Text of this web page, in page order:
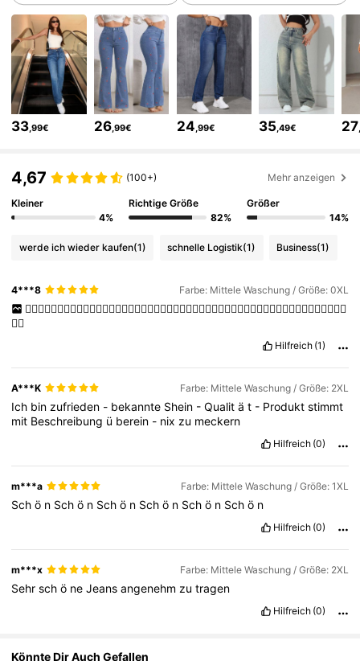
4,81 399K Follower
4,81 399K Follower
399K Follower
4,81 399K Follower
4,81 399K Follower
33,99€ 26,99€ 24,99€ 35,49€ 27
4,67 (100+) Mehr anzeigen
Kleiner
4%
Richtige Größe
82%
Größer
14%
werde ich wieder kaufen(1) schnelle Logistik(1) Business(1)
4***8 Farbe: Mittele Waschung / Größe: 0XL
👍🏻👍🏻👍🏻👍🏻👍🏻👍🏻👍🏻👍🏻👍🏻👍🏻👍🏻👍🏻👍🏻👍🏻👍🏻👍🏻👍🏻👍🏻👍🏻👍🏻👍🏻👍🏻👍🏻👍🏻👍🏻
👍🏻
Hilfreich (1)
A***K Farbe: Mittele Waschung / Größe: 2XL
Ich bin zufrieden - bekannte Shein -Qualität - Produktstimmt
mit Beschreibung ü berein - nix zu meckern
Hilfreich (0)
m***a Farbe: Mittele Waschung / Größe: 1XL
Schö n Schö n Schö n Schö n Schö n Schö n
Hilfreich (0)
m***x Farbe: Mittele Waschung / Größe: 2XL
Sehrschö neJeansangenehm zutragen
Hilfreich (0)
Könnte Dir Auch Gefallen